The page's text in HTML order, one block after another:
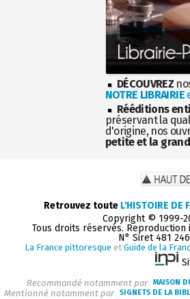
DÉCOUVREZ
NOTRE LIBRAIRIE
Rééditions
préservant la
d'origine, nos
petite et la
Retrouvez toute L'HISTOIRE DE
Copyright © 1999-
Tous droits réservés. Reproduction
N° Siret 481
La France pittoresque et Guide de la
Recommandé notamment par MAISON
Mentionné notamment par SIGNETS DE LA